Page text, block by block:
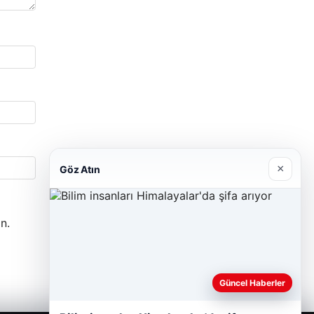
Göz Atın ×
Güncel Haberler